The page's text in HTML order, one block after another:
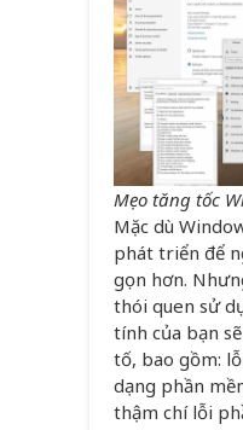
Mẹo tăng tốc
Mặc dù
phát triển để
gọn hơn.
thói quen sử
tính của bạn
tố, bao gồm:
dạng phần
thậm chí lỗi